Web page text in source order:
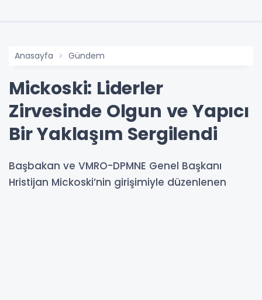
Anasayfa Gündem
Mickoski: Liderler
Zirvesinde Olgun ve Yapıcı
Bir Yaklaşım Sergilendi
Başbakan ve VMRO-DPMNE Genel Başkanı
Hristijan Mickoski’nin girişimiyle düzenlenen